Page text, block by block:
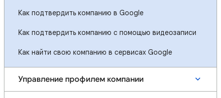
Как подтвердить компанию в Google
Как подтвердить компанию с помощью видеозаписи
Как найти свою компанию в сервисах Google
Управление профилем компании